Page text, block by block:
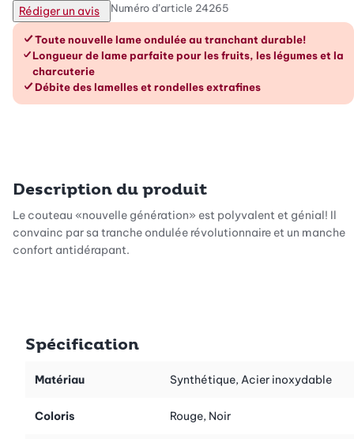
Rédiger un avis Numéro d’article 24265
Les avantages en un coup d’œil
Toute nouvelle lame ondulée au tranchant durable!
Longueur de lame parfaite pour les fruits, les légumes et la
charcuterie
Débite des lamelles et rondelles extrafines
Description du produit
Le couteau «nouvelle génération» est polyvalent et génial! Il
convainc par sa tranche ondulée révolutionnaire et un manche
confort antidérapant.
Spécification
Matériau Synthétique, Acier inoxydable
Coloris Rouge, Noir